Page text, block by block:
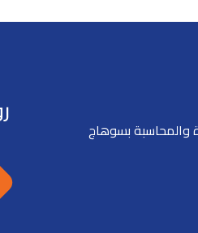
والمحاسبة بسوهاج